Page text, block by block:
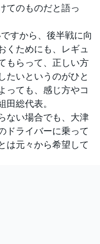
てのものだと語っ
すから、後半戦に向
くためにも、レギュ
もらって、正しい方
たいというのがひと
っても、感じ方やコ
田総代表。
ない場合でも、大津
ドライバーに乗って
は元々から希望して